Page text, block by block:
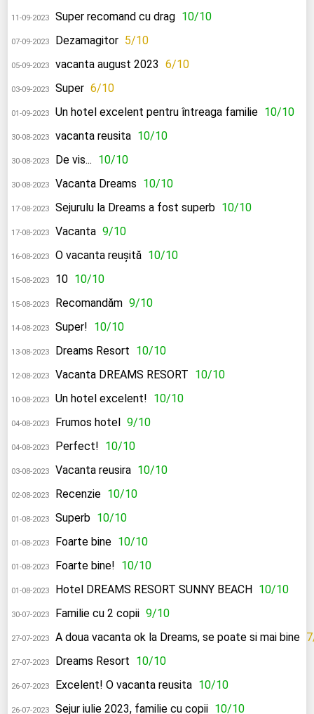
11-09-2023 Super recomand cu drag 10/10
07-09-2023 Dezamagitor 5/10
05-09-2023 vacanta august 2023 6/10
03-09-2023 Super 6/10
01-09-2023 Un hotel excelent pentru întreaga familie 10/10
30-08-2023 vacanta reusita 10/10
30-08-2023 De vis... 10/10
30-08-2023 Vacanta Dreams 10/10
17-08-2023 Sejurulu la Dreams a fost superb 10/10
17-08-2023 Vacanta 9/10
16-08-2023 O vacanta reușită 10/10
15-08-2023 10 10/10
15-08-2023 Recomandăm 9/10
14-08-2023 Super! 10/10
13-08-2023 Dreams Resort 10/10
12-08-2023 Vacanta DREAMS RESORT 10/10
10-08-2023 Un hotel excelent! 10/10
04-08-2023 Frumos hotel 9/10
04-08-2023 Perfect! 10/10
03-08-2023 Vacanta reusira 10/10
02-08-2023 Recenzie 10/10
01-08-2023 Superb 10/10
01-08-2023 Foarte bine 10/10
01-08-2023 Foarte bine! 10/10
01-08-2023 Hotel DREAMS RESORT SUNNY BEACH 10/10
30-07-2023 Familie cu 2 copii 9/10
27-07-2023 A doua vacanta ok la Dreams, se poate si mai bine
27-07-2023 Dreams Resort 10/10
26-07-2023 Excelent! O vacanta reusita 10/10
26-07-2023 Sejur iulie 2023, familie cu copii 10/10